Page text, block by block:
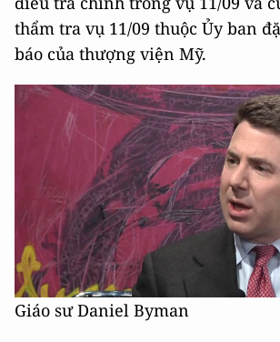
thẩm tra vụ 11/09 thuộc Ủy ban
báo của thượng viện Mỹ.
Giáo sư Daniel Byman